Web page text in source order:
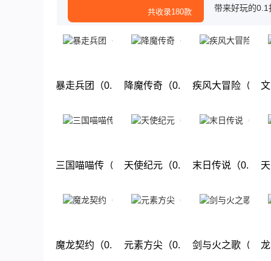
共收录180款
带来好玩的
玩，赶快来下
暴走兵团（0.1折好礼）
下载
降魔传奇（0.1折狂飙打金）
下载
疾风大冒险（0.1
下载
三国喵喵传（0.1折回合）
下载
天使纪元（0.1折过年大麦）
下载
末日传说（0.1折
下载
魔龙契约（0.1折）元素方尖（0.1折送万抽闹元宵）
剑与火之歌（0.1